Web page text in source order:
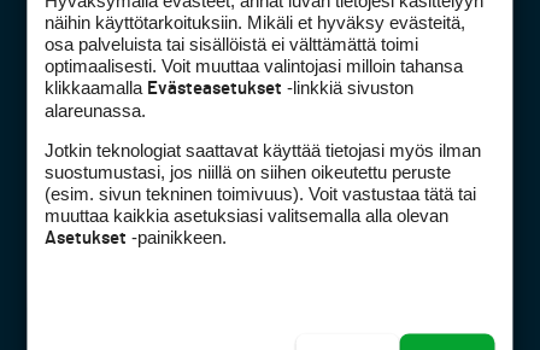
Asiakaspalvelu
Digipalvelut(09) 156 6227
Avoinna ma–pe 8–17
(digi) digi@otavamedia.fi
Tietosuojaseloste
Käyttöehdot
näihin käyttötarkoituksiin. Mikäli et hyväksy evästeitä,
osa palveluista tai sisällöistä ei välttämättä toimi
optimaalisesti. Voit muuttaa valintojasi milloin tahansa
klikkaamalla Evästeasetukset -linkkiä sivuston
alareunassa.
Jotkin teknologiat saattavat käyttää tietojasi myös ilman
suostumustasi, jos niillä on siihen oikeutettu peruste
(esim. sivun tekninen toimivuus). Voit vastustaa tätä tai
muuttaa kaikkia asetuksiasi valitsemalla alla olevan
Asetukset -painikkeen.